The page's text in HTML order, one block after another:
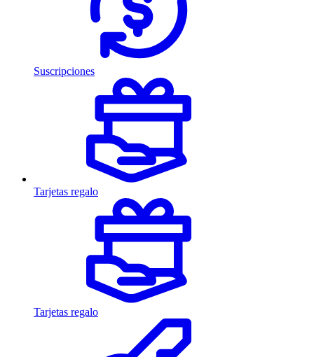
Suscripciones
Tarjetas regalo
Tarjetas regalo